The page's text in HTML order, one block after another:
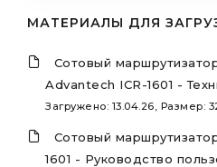
МАТЕРИАЛЫ ДЛЯ
Сотовый
Advantech ICR-1601 -
Загружено: 13.04.26, Размер:
Сотовый
1601 - Руководство